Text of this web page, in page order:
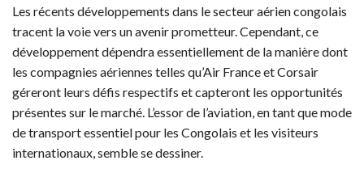
Les récents développements dans le secteur aérien congolais
tracent la voie vers un avenir prometteur. Cependant, ce
développement dépendra essentiellement de la manière dont
les compagnies aériennes telles qu’Air France et Corsair
géreront leurs défis respectifs et capteront les opportunités
présentes sur le marché. L’essor de l’aviation, en tant que mode
de transport essentiel pour les Congolais et les visiteurs
internationaux, semble se dessiner.